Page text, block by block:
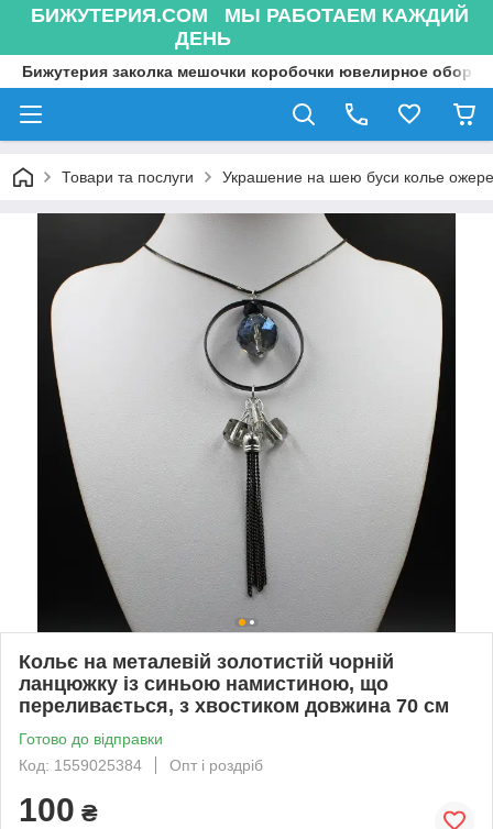
БИЖУТЕРИЯ.COM МЫ РАБОТАЕМ КАЖДИЙ
ДЕНЬ
Бижутерия заколка мешочки коробочки ювелирное
Товари та послуги Украшение на шею буси колье
Кольє на металевій золотистій чорній
ланцюжку із синьою намистиною, що
переливається, з хвостиком довжина 70 см
Готово до відправки
Код: 1559025384
Опт і роздріб
100 ₴